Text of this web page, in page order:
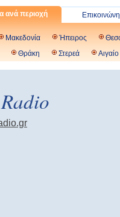
ανά περιοχή
Μακεδονία Ήπειρος
Θράκη Στερεά Αιγαίο